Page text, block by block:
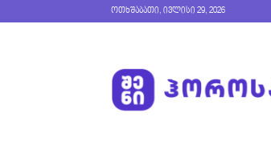
ოთხშაბათი, ივლისი 29, 2026